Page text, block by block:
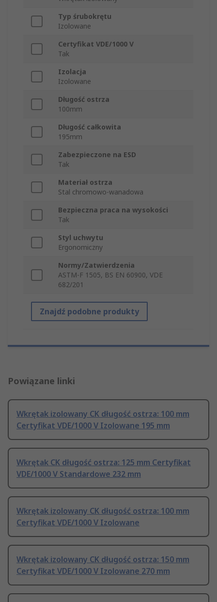
Typ śrubokrętu
Izolowane
Certyfikat VDE/1000 V
Tak
Izolacja
Izolowane
Długość ostrza
100mm
Długość całkowita
195mm
Zabezpieczone na ESD
Tak
Materiał ostrza
Stal chromowo-wanadowa
Bezpieczna praca na wysokości
Tak
Styl uchwytu
Ergonomiczny
Normy/Zatwierdzenia
ASTM-F 1505, BS EN 60900, VDE
682/201
Znajdź podobne produkty
Powiązane linki
Wkrętak izolowany CK długość ostrza: 100 mm
Certyfikat VDE/1000 V Izolowane 195 mm
Wkrętak CK długość ostrza: 125 mm Certyfikat
VDE/1000 V Standardowe 232 mm
Wkrętak izolowany CK długość ostrza: 100 mm
Certyfikat VDE/1000 V Izolowane
Wkrętak izolowany CK długość ostrza: 150 mm
Certyfikat VDE/1000 V Izolowane 270 mm